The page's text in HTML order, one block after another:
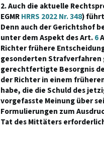
2. Auch die aktuelle
EGMRHRRS 2022 Nr. 348)
Denn auch der Gerichtshof
unter dem Aspekt des Art.6
Richter frühere
gesonderten Strafverfahren
gerechtfertigte Besorgnis
der Richter in einem
habe, die die Schuld des
vorgefasste Meinung über
Formulierungen zum
Tat des Mittäters